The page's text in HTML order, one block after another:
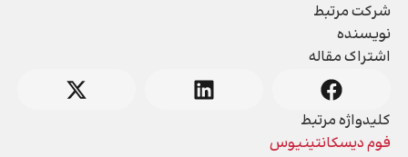
شرکت مرتبط
نویسنده
اشتراک مقاله
کلیدواژه مرتبط
فوم دیسکانتینیوس